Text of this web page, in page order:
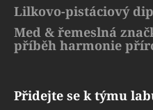
Lilkovo-pistáciový
Med & řemeslná
příběh harmonie
Přidejte se k týmu